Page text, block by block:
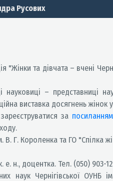
Русових
та дівчата – вчені
– представниці
виставка досягнень жінок
за посиланням
В. Г. Короленка та ГО "Спілка
е. н., доцентка. Тел. (050) 903-
наук Чернігівської